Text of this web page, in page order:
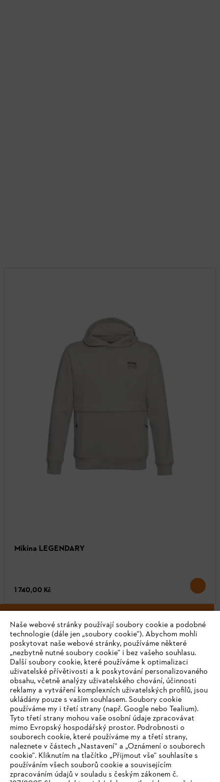
Mikina LEGENDARY
1 740,00 Kč
Přejít na BrandShop
V přírodě a s přírodou
STIHL je neoddělitelně spjat s přírodou. Při kontaktu s ní je důležitý
respekt a uznání, což jsou hodnoty charakterizují naše kolekce.
Základem naší nabídky jsou proto praktické doplňky a stylové
oblečení do města i do přírody. Objevte naše produkty jako
užitečné každodenní společníky a poznávejte přírodu způsobem,
který je vám blízký.
Naše webové stránky používají soubory cookie a podobné
technologie (dále jen „soubory cookie“). Abychom mohli
poskytovat naše webové stránky, používáme některé
„nezbytně nutné soubory cookie“ i bez vašeho souhlasu.
Další soubory cookie, které používáme k optimalizaci
uživatelské přívětivosti a k poskytování personalizovaného
obsahu, včetně analýzy uživatelského chování, účinnosti
reklamy a vytváření komplexních uživatelských profilů, jsou
ukládány pouze s vaším souhlasem. Soubory cookie
používáme my i třetí strany (např. Google nebo Tealium).
Tyto třetí strany mohou vaše osobní údaje zpracovávat
mimo Evropský hospodářský prostor. Podrobnosti o
souborech cookie, které používáme my a třetí strany,
naleznete v částech „Nastavení“ a „Oznámení o souborech
cookie“. Kliknutím na tlačítko „Přijmout vše“ souhlasíte s
používáním všech souborů cookie a souvisejícím
zpracováním údajů v souladu s českým zákonem č.